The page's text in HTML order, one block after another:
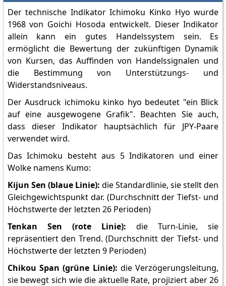
Der technische Indikator Ichimoku Kinko Hyo wurde
1968 von Goichi Hosoda entwickelt. Dieser Indikator
allein kann ein gutes Handelssystem sein. Es
ermöglicht die Bewertung der zukünftigen Dynamik
von Kursen, das Auffinden von Handelssignalen und
die Bestimmung von Unterstützungs- und
Widerstandsniveaus.
Der Ausdruck ichimoku kinko hyo bedeutet "ein Blick
auf eine ausgewogene Grafik". Beachten Sie auch,
dass dieser Indikator hauptsächlich für JPY-Paare
verwendet wird.
Das Ichimoku besteht aus 5 Indikatoren und einer
Wolke namens Kumo:
Kijun Sen (blaue Linie): die Standardlinie, sie stellt den
Gleichgewichtspunkt dar. (Durchschnitt der Tiefst- und
Höchstwerte der letzten 26 Perioden)
Tenkan Sen (rote Linie): die Turn-Linie, sie
repräsentiert den Trend. (Durchschnitt der Tiefst- und
Höchstwerte der letzten 9 Perioden)
Chikou Span (grüne Linie): die Verzögerungsleitung,
sie bewegt sich wie die aktuelle Rate, projiziert aber 26